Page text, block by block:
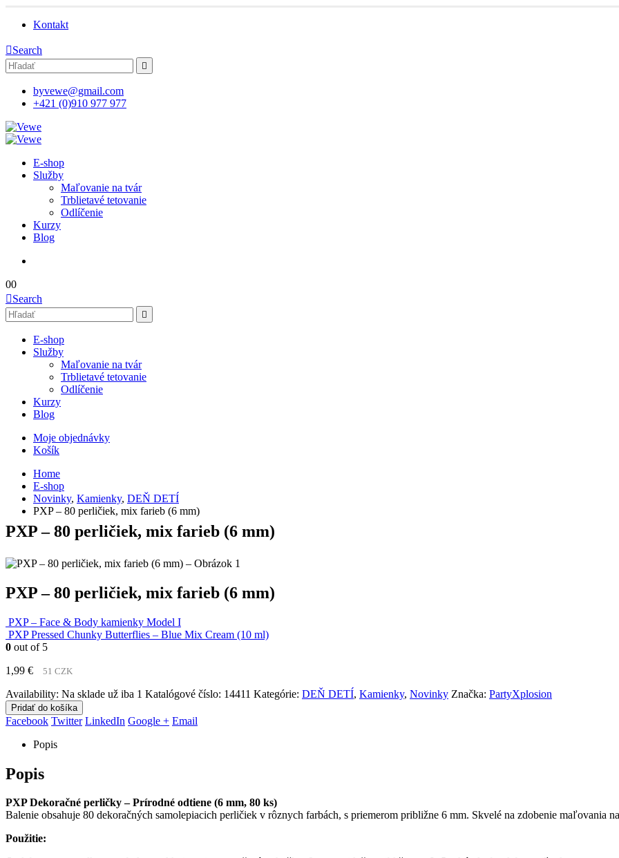
Kontakt
Search
byvewe@gmail.com
+421 (0)910 977 977
E-shop
Služby
Maľovanie na tvár
Trblietavé tetovanie
Odlíčenie
Kurzy
Blog
00
Search
E-shop
Služby
Maľovanie na tvár
Trblietavé tetovanie
Odlíčenie
Kurzy
Blog
Moje objednávky
Košík
Home
E-shop
Novinky, Kamienky, DEŇ DETÍ
PXP – 80 perličiek, mix farieb (6 mm)
PXP – 80 perličiek, mix farieb (6 mm)
PXP – 80 perličiek, mix farieb (6 mm)
PXP – Face & Body kamienky Model I
PXP Pressed Chunky Butterflies – Blue Mix Cream (10 ml)
0 out of 5
1,99 € 51 CZK
Availability: Na sklade už iba 1 Katalógové číslo: 14411 Kategórie: DEŇ DETÍ, Kamienky, Novinky Značka: PartyXplosion
Pridať do košíka
Facebook Twitter LinkedIn Google + Email
Popis
Popis
PXP Dekoračné perličky – Prírodné odtiene (6 mm, 80 ks)
Balenie obsahuje 80 dekoračných samolepiacich perličiek v rôznych farbách, s priemerom približne 6 mm. Skvelé na zdobenie maľovania
Použitie: